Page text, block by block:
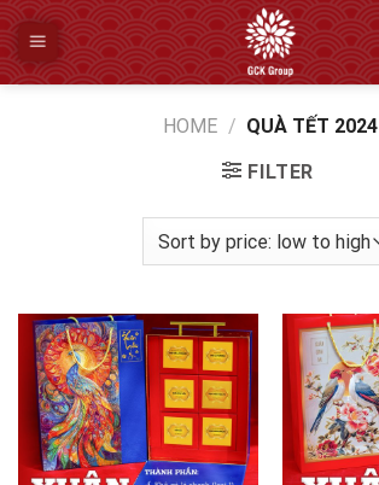
Skip
to
content
HOME / QUÀ TẾT 2024
FILTER